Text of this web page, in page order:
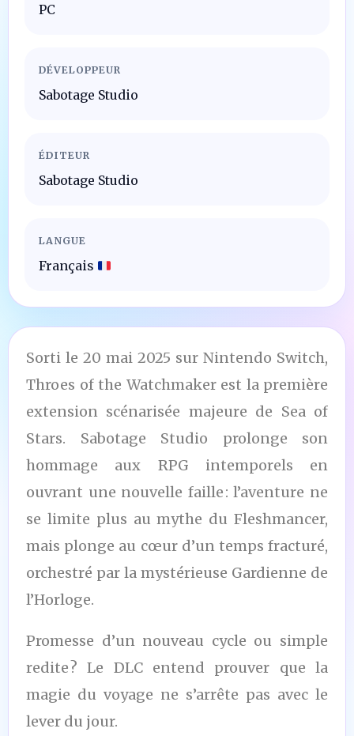
PC
DÉVELOPPEUR
Sabotage Studio
ÉDITEUR
Sabotage Studio
LANGUE
Français
Sorti le 20 mai 2025 sur Nintendo Switch,
Throes of the Watchmaker est la première
extension scénarisée majeure de Sea of
Stars. Sabotage Studio prolonge son
hommage aux RPG intemporels en
ouvrant une nouvelle faille : l’aventure ne
se limite plus au mythe du Fleshmancer,
mais plonge au cœur d’un temps fracturé,
orchestré par la mystérieuse Gardienne de
l’Horloge.
Promesse d’un nouveau cycle ou simple
redite ? Le DLC entend prouver que la
magie du voyage ne s’arrête pas avec le
lever du jour.